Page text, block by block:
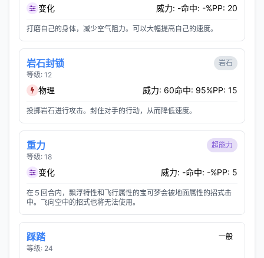
变化 威力: -命中: -%PP: 20
打磨自己的身体，减少空气阻力。可以大幅提高自己的速度。
岩石封锁
等级: 12
岩石
物理 威力: 60命中: 95%PP: 15
投掷岩石进行攻击。封住对手的行动，从而降低速度。
重力
等级: 18
超能力
变化 威力: -命中: -%PP: 5
在５回合内，飘浮特性和飞行属性的宝可梦会被地面属性的招式击
中。飞向空中的招式也将无法使用。
踩踏
等级: 24
一般